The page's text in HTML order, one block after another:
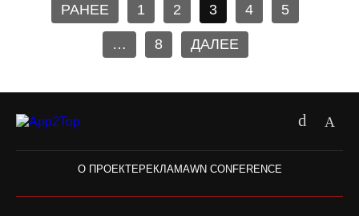
РАНЕЕ 1 2 3 4 5
… 8 ДАЛЕЕ
О ПРОЕКТЕРЕКЛАМАWN CONFERENCE